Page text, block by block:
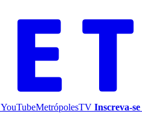
YouTubeMetrópolesTV Inscreva-se